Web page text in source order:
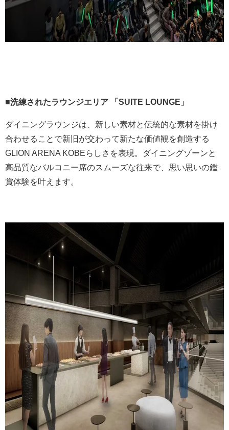
■洗練されたラウンジエリア 「 SUITE LOUNGE 」
ダイニングラウンジは、新しい素材と伝統的な素材を掛け
合わせることで新旧が交わって新たな価値観を創造する
GLION ARENA KOBEらしさを表現。ダイニングゾーンと
高品質なバルコニー席のスムーズな往来で、思い思いの鑑
賞体験を叶えます。